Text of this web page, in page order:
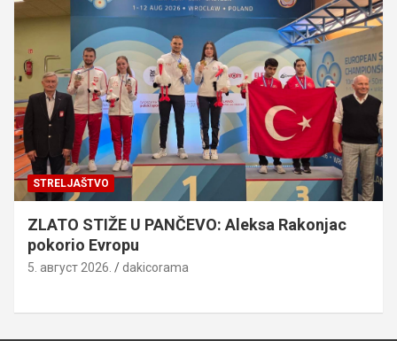
STRELJAŠTVO
ZLATO STIŽE U PANČEVO: Aleksa Rakonjac
pokorio Evropu
5. август 2026. dakicorama